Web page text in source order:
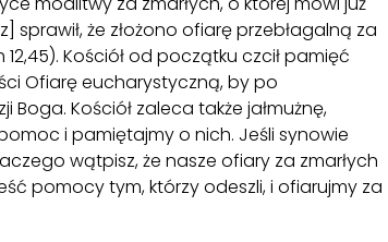
sprawił, że złożono ofiarę przebłagalną za
Kościół od początku czcił pamięć
Ofiarę eucharystyczną, by po
Kościół zaleca także jałmużnę,
i pamiętajmy o nich. Jeśli synowie
wątpisz, że nasze ofiary za zmarłych
pomocy tym, którzy odeszli, i ofiarujmy za